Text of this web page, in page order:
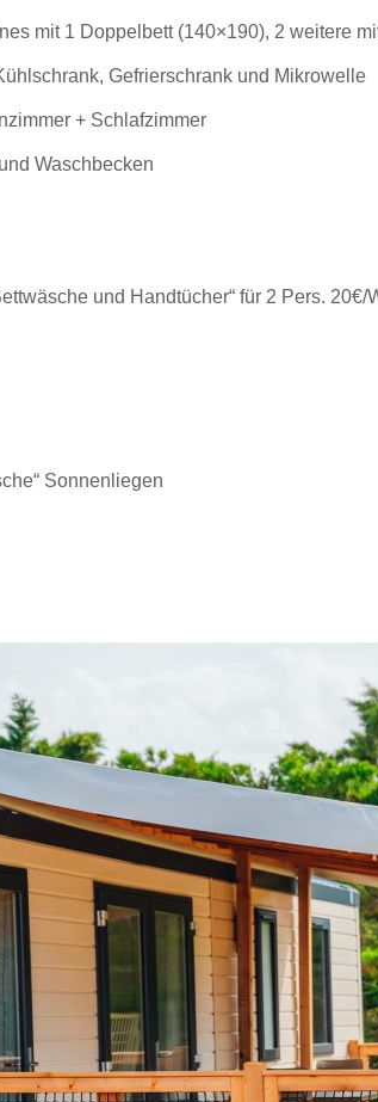
mit 1 Doppelbett (140×190), 2 weitere
Gefrierschrank und Mikrowelle
+ Schlafzimmer
Waschbecken
und Handtücher“ für 2 Pers.
Sonnenliegen